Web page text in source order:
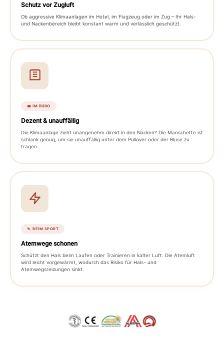
Schutz vor Zugluft
Ob aggressive Klimaanlagen im Hotel, im Flugzeug oder im Zug – Ihr Hals-
und Nackenbereich bleibt konstant warm und verlässlich geschützt.
💼 IM BÜRO
Dezent & unauffällig
Die Klimaanlage zieht unangenehm direkt in den Nacken? Die Manschette ist
schlank genug, um sie unauffällig unter dem Pullover oder der Bluse zu
tragen.
🏃 BEIM SPORT
Atemwege schonen
Schützt den Hals beim Laufen oder Trainieren in kalter Luft. Die Atemluft
wird leicht vorgewärmt, wodurch das Risiko für Hals- und
Atemwegsreizungen sinkt.